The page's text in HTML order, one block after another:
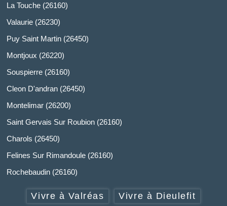
La Touche (26160)
Valaurie (26230)
Puy Saint Martin (26450)
Montjoux (26220)
Souspierre (26160)
Cleon D'andran (26450)
Montelimar (26200)
Saint Gervais Sur Roubion (26160)
Charols (26450)
Felines Sur Rimandoule (26160)
Rochebaudin (26160)
Vivre à Valréas
Vivre à Dieulefit